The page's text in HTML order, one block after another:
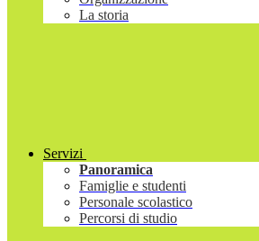
La storia
Servizi
Panoramica
Famiglie e studenti
Personale scolastico
Percorsi di studio